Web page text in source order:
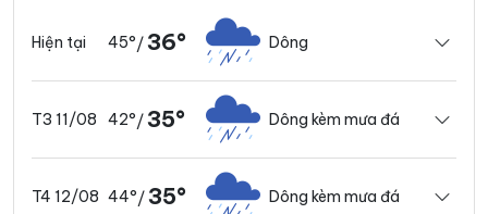
Hiện tại 45°/ 36° Dông
T3 11/08 42°/ 35° Dông kèm mưa đá
T4 12/08 44°/ 35° Dông kèm mưa đá